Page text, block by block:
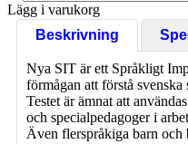
Lägg i varukorg
Beskrivning
Nya SIT är ett Språkligt
förmågan att förstå svenska
Testet är ämnat att
och specialpedagoger i
Även flerspråkiga barn och